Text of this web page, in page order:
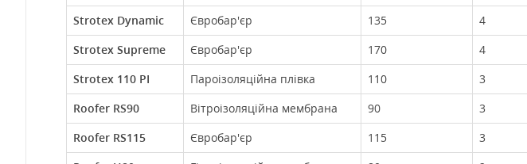
Strotex Dynamic
Євробар'єр 135 4
Strotex Supreme
Євробар'єр 170 4
Strotex 110 PI
Пароізоляційна плівка 110 3
Roofer RS90
Вітроізоляційна мембрана 90 3
Roofer RS115
Євробар'єр 115 3